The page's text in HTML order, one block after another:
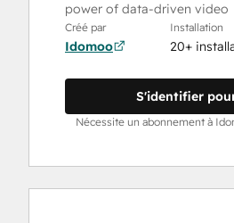
power of data-driven video
Créé par
Idomoo
Installation
20+
S'identifier
Nécessite un abonnement à